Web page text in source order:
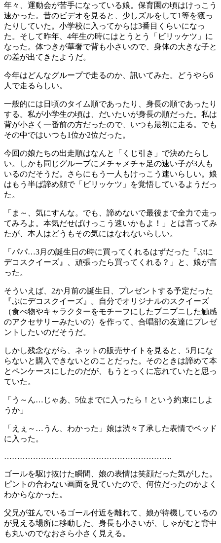
年々、運動会が苦手になっている娘。保育園の頃はけっこう
速かった。昔のビデオを見ると、少しズルをして1等を獲っ
たりしていた。小学校に入ってからは3番目くらいになっ
た。そして昨年、4年生の時にはとうとう「ビリッケツ」に
なった。体つきが華奢で背も小さいので、身体の大きな子と
の差が出てきたようだ。
今年はどんなグループで走るのか、訊いてみた。どうやら6
人で走るらしい。
一般的には日頃のタイム順であったり、身長の順であったり
する。私が小学生の頃は、だいたいが身長の順だった。私は
背が小さく一番前の方だったので、いつも最初に走る。でも
その中ではいつも1位か2位だった。
今回の娘たちの出走順はなんと「くじ引き」で決めたらし
い。しかも同じグループにメチャメチャ足の速い子が3人も
いるのだそうだ。さらにもう一人もけっこう速いらしい。娘
はもう半ば諦め顔で「ビリッケツ」を覚悟しているようだっ
た。
「ま～、気にすんな。でも、諦めないで最後まで全力で走っ
てみろよ。本気だせばけっこう速いかもよ！」とは言ってみ
たが、本人はどうもその気にはなれないらしい。
「パパ…3月の誕生日の時に買ってくれるはずだった『ぷに
デコスクイーズ』、頑張ったら買ってくれる？」と、娘が言
った。
そういえば、2か月前の誕生日、プレゼントする予定だった
『ぷにデコスクイーズ』。自分でオリジナルのスクイーズ
（食べ物やキャラクターをモチーフにしたプニプニした触感
のアクセサリーみたいの）を作って、合唱部の友達にプレゼ
ントしたいのだそうだ。
しかし残念ながら、ネットの販売サイトを見ると、5月にな
らないと購入できないとのことだった。そのときは諦めて本
とペンケースにしたのだが、もうとっくに忘れていたと思っ
ていた。
「う～ん…じゃあ、5位までに入ったら！という約束にしよ
うか」
「えぇ～…うん、わかった」娘は渋々了承した表情でベッド
に入った。
……………………………………………………….
ゴールを駆け抜けた瞬間、娘の表情は笑顔だった気がした。
ピントの合わない画面を見ていたので、何位だったのかよく
わからなかった。
父兄が並んでいるゴール付近を離れて、娘が待機しているの
が見える場所に移動した。身長も小さいが、しゃがむと背中
も丸いのでなおさら小さく見える。